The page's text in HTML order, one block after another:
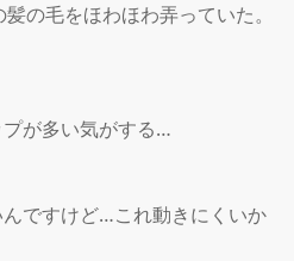
の毛をほわほわ弄っていた。
が多い気がする…
ですけど…これ動きにくいか